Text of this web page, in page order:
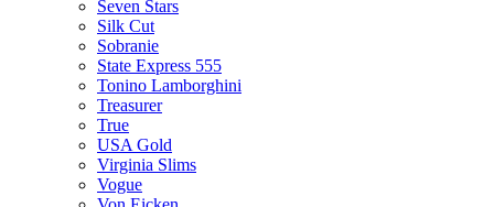
Seven Stars
Silk Cut
Sobranie
State Express 555
Tonino Lamborghini
Treasurer
True
USA Gold
Virginia Slims
Vogue